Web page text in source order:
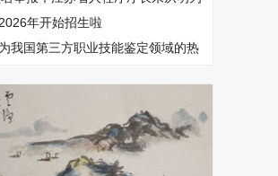
年开始招生啦
我国第三方职业技能鉴定领域的热